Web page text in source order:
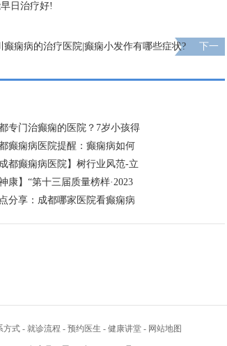
日治疗好!
癫痫病的治疗医院|癫痫小发作有哪些症状?
下一
专门治癫痫的医院？7岁小孩得
癫痫病医院提醒：癫痫病如何
成都癫痫病医院】树行业风范-立
神康】“第十三届质量榜样·2023
分享：成都哪家医院看癫痫病
方式 - 就诊流程 - 预约医生 - 健康讲堂 - 网站地图